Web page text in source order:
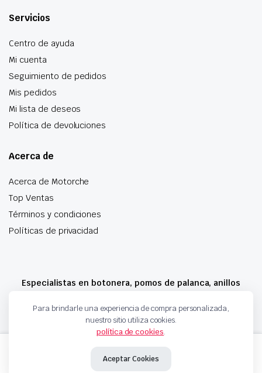
Añadir al carrito
Servicios
Centro de ayuda
Mi cuenta
Seguimiento de pedidos
Mis pedidos
Mi lista de deseos
Política de devoluciones
Acerca de
Acerca de Motorche
Top Ventas
Términos y condiciones
Políticas de privacidad
Especialistas en botonera, pomos de palanca, anillos
Copyright 2024 © Motorche Autoparts. Todos los derechos reservados
Para brindarle una experiencia de compra personalizada,
nuestro sitio utiliza cookies.
política de cookies.
Aceptar Cookies